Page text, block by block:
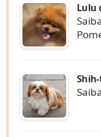
Lulu